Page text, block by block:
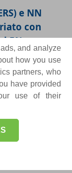
and analyze
how you use
partners, who
have provided
use of their
e NN
con
5%
di oltre il
Alfa
di
IPO è di
di
simbolo